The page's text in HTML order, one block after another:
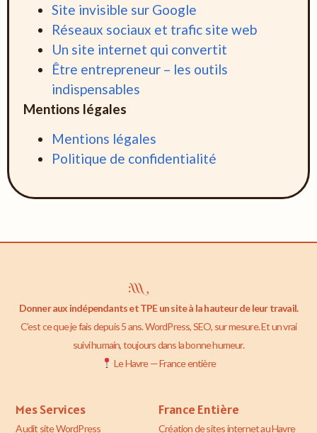
Site invisible sur Google
Réseaux sociaux et trafic site web
Un site internet qui convertit
Être entrepreneur – les outils
indispensables
Mentions légales
Mentions légales
Politique de confidentialité
Donner aux indépendants et TPE un site à la hauteur de leur travail.
C’est ce que je fais depuis 5 ans. WordPress, SEO, sur mesure. Et un vrai
suivi humain, toujours dans la bonne humeur.
Le Havre — France entière
Mes Services
Audit site WordPress
France Entière
Création de sites internet au Havre